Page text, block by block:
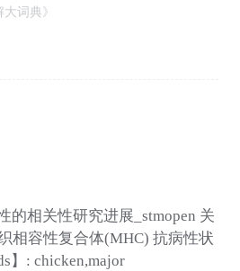
词典》
的相关性研究进展_stmopen 关
相容性复合体(MHC) 抗病性状
】: chicken,major